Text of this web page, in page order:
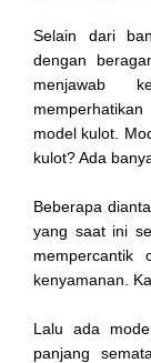
Selain dari
dengan
menjawab
model kulot.
kulot? Ada
Beberapa
yang saat ini
mempercantik
kenyamanan.
Lalu ada
panjang